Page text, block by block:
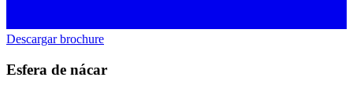
Descargar brochure
Esfera de nácar